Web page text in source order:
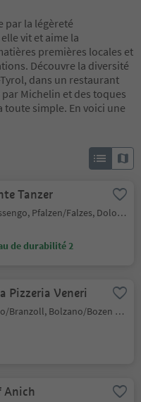
par la légèreté
vit et aime la
premières locales et
Découvre la diversité
dans un restaurant
Michelin et des toques
toute simple. En voici une
Tanzer
Issing/Issengo, Pfalzen/Falzes, Dolomites Region Kronplatz/Plan de Corones
de durabilité 2
Pizzeria Veneri
Bronzolo/Branzoll, Bolzano/Bozen and environs
Anich